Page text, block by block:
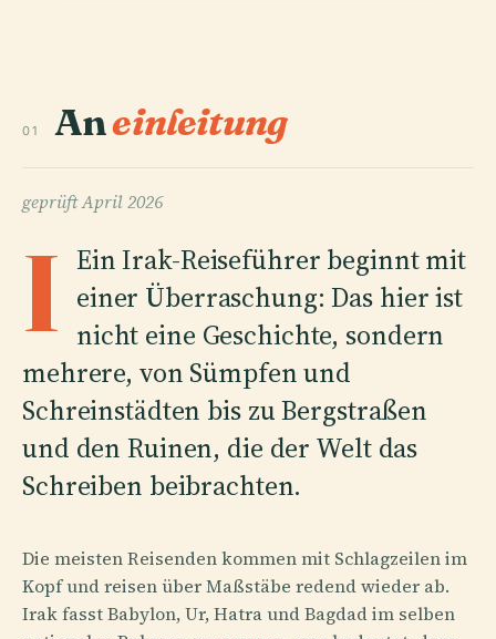
01 Aneinleitung
geprüftApril 2026
I Ein Irak-Reiseführer beginnt mit
einer Überraschung: Das hier ist
nicht eine Geschichte, sondern
mehrere, von Sümpfen und
Schreinstädten bis zu Bergstraßen
und den Ruinen, die der Welt das
Schreiben beibrachten.
Die meisten Reisenden kommen mit Schlagzeilen im
Kopf und reisen über Maßstäbe redend wieder ab.
Irak fasst Babylon, Ur, Hatra und Bagdad im selben